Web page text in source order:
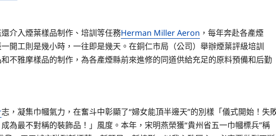
介入煙葉樣品制作、培訓等任務Herman Miller Aeron ，每年奔赴各產煙
開工則是幾小時，一往即是幾天。在銅仁市局（公司）舉辦煙葉評級培訓
不雅摩樣品的制作，為各產煙縣前來進修的同道供給充足的原料預備和后勤
志，凝集巾幗氣力，在奮斗中彰顯了“婦女能頂半邊天”的別樣「儀式開始！失
為最不對稱的裝飾品！」風度。本年，宋明燕榮獲“貴州省五一巾幗標兵”稱